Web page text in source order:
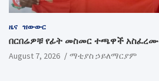
ዜና ዝውውር
በርበሬዎቹ የፊት መስመር ተጫዋች አስፈረሙ
August 7, 2026 ማቲያስ ኃይለማርያም